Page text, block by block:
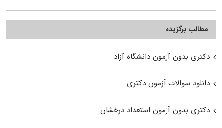
مطالب برگزیده
دکتری بدون آزمون دانشگاه آزاد
دانلود سوالات آزمون دکتری
دکتری بدون آزمون استعداد درخشان